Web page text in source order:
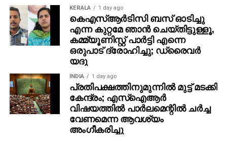
കുറ്റപ്പെടുത്തി.
പുതുതായിറങ്ങുന്ന മൊബൈല്‍ ഫോണുകളിലെല്ലാം
സൈബര്‍ സുരക്ഷ മുന്‍നിര്‍ത്തി കേന്ദ്രസര്‍ക്കാരിന്റെ
‘സഞ്ചാര്‍ സാഥി’ ആപ്പ് ഉത്പാദനസമയത്ത്
ഉള്‍പ്പെടുത്തണമെന്നായിരുന്നു കേന്ദ്ര സര്‍ക്കാര്‍
ആദ്യം ഉത്തരവ് ഇറക്കിയിരുന്നത്.
KERALA 1 day ago
കെഎസ്ആര്‍ടിസി ബസ് ഓടിച്ചു
എന്ന കുറ്റമേ ഞാന്‍ ചെയ്തിട്ടുള്ളൂ,
കമ്മ്യൂണിസ്റ്റ് പാര്‍ട്ടി എന്നെ
ഒരുപാട് ദ്രോഹിച്ചു; ഡ്രൈവര്‍
യദു
INDIA 1 day ago
പ്രതിപക്ഷത്തിനുമുന്നില്‍ മുട്ട് മടക്കി
കേന്ദ്രം; എസ്ഐആർ
വിഷയത്തിൽ പാർലമെന്റിൽ ചർച്ച
വേണമെന്ന ആവശ്യം
അംഗീകരിച്ചു